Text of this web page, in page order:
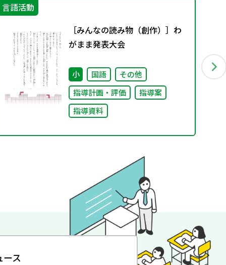
言語活動
［みんなの読み物（創作）］わ
がまま発表大会
小 国語
その他
指導計画・評価
指導案
指導資料
ース